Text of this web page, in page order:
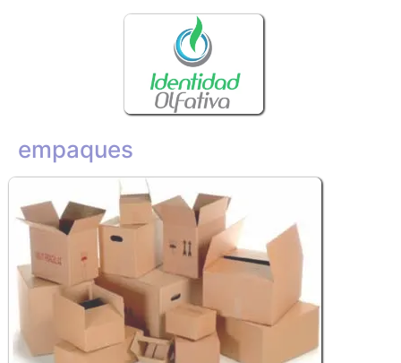
empaques